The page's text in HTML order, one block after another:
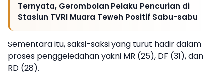
Ternyata, Gerombolan Pelaku Pencurian di
Stasiun TVRI Muara Teweh Positif Sabu-sabu
Sementara itu, saksi-saksi yang turut hadir dalam
proses penggeledahan yakni MR (25), DF (31), dan
RD (28).